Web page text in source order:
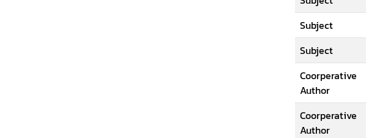
Subject
Subject
Coorperative
Author
Coorperative
Author